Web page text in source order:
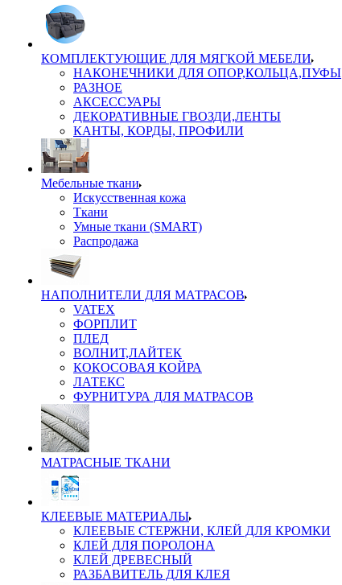
КОМПЛЕКТУЮЩИЕ ДЛЯ МЯГКОЙ МЕБЕЛИ
НАКОНЕЧНИКИ ДЛЯ ОПОР,КОЛЬЦА,ПУФЫ
РАЗНОЕ
АКСЕССУАРЫ
ДЕКОРАТИВНЫЕ ГВОЗДИ,ЛЕНТЫ
КАНТЫ, КОРДЫ, ПРОФИЛИ
Мебельные ткани
Искусственная кожа
Ткани
Умные ткани (SMART)
Распродажа
НАПОЛНИТЕЛИ ДЛЯ МАТРАСОВ
VATEX
ФОРПЛИТ
ПЛЕД
ВОЛНИТ,ЛАЙТЕК
КОКОСОВАЯ КОЙРА
ЛАТЕКС
ФУРНИТУРА ДЛЯ МАТРАСОВ
МАТРАСНЫЕ ТКАНИ
КЛЕЕВЫЕ МАТЕРИАЛЫ
КЛЕЕВЫЕ СТЕРЖНИ, КЛЕЙ ДЛЯ КРОМКИ
КЛЕЙ ДЛЯ ПОРОЛОНА
КЛЕЙ ДРЕВЕСНЫЙ
РАЗБАВИТЕЛЬ ДЛЯ КЛЕЯ